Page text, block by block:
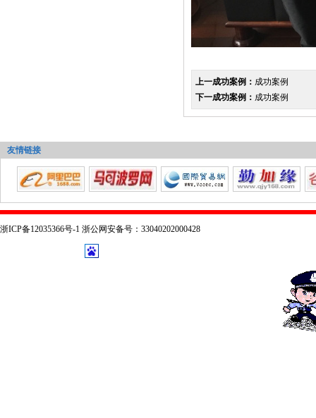
上一成功案例： 成功案例
下一成功案例： 成功案例
友情链接
浙ICP备12035366号-1 浙公网安备号：33040202000428